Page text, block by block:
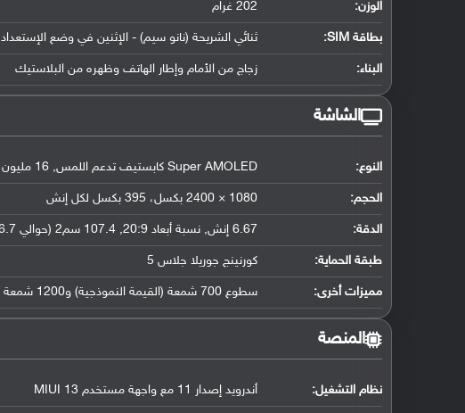
الوزن: 202 غرام
بطاقة SIM: ثنائي الشريحة (نانو سيم) - الإثنين في وضع الإستعداد
البناء: زجاج من الأمام وإطار الهاتف وظهره من البلاستيك
الشاشة
النوع: Super AMOLED كابستيف تدعم اللمس, 16 مليون لون
الحجم: 1080 × 2400 بكسل، 395 بكسل لكل إنش
الدقة: 6.67 إنش, نسبة أبعاد 20:9, 107.4 سم2 (حوالي 86.7 ٪ نسبة إستحواذ الشاشة)
طبقة الحماية: كورنينج جوريلا جلاس 5
مميزات أخرى: سطوع 700 شمعة (القيمة النموذجية) و1200 شمعة كأعلى ذروة للسطوع, معدل تحديث الشاشة 120 هيرتز, HDR10
المنصة
نظام التشغيل: أندرويد إصدار 11 مع واجهة مستخدم MIUI 13